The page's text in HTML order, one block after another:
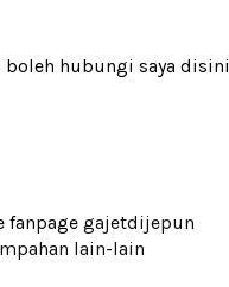
boleh hubungi saya disini
fanpage gajetdijepun
lain-lain